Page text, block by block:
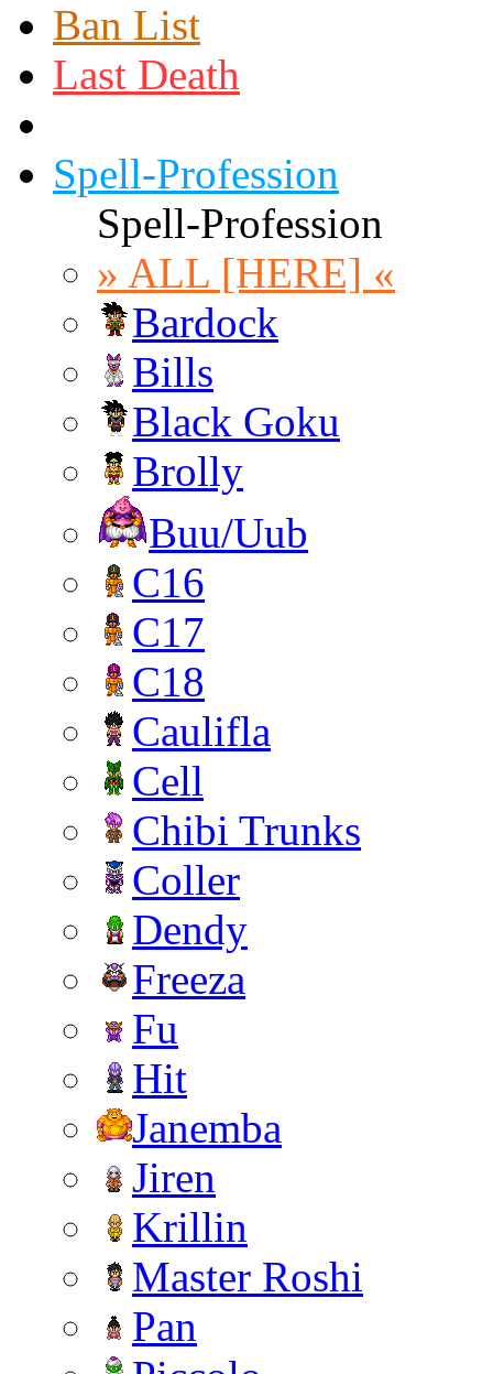
Ban List
Last Death
Spell-Profession
Spell-Profession
» ALL [HERE] «
Bardock
Bills
Black Goku
Brolly
Buu/Uub
C16
C17
C18
Caulifla
Cell
Chibi Trunks
Coller
Dendy
Freeza
Fu
Hit
Janemba
Jiren
Krillin
Master Roshi
Pan